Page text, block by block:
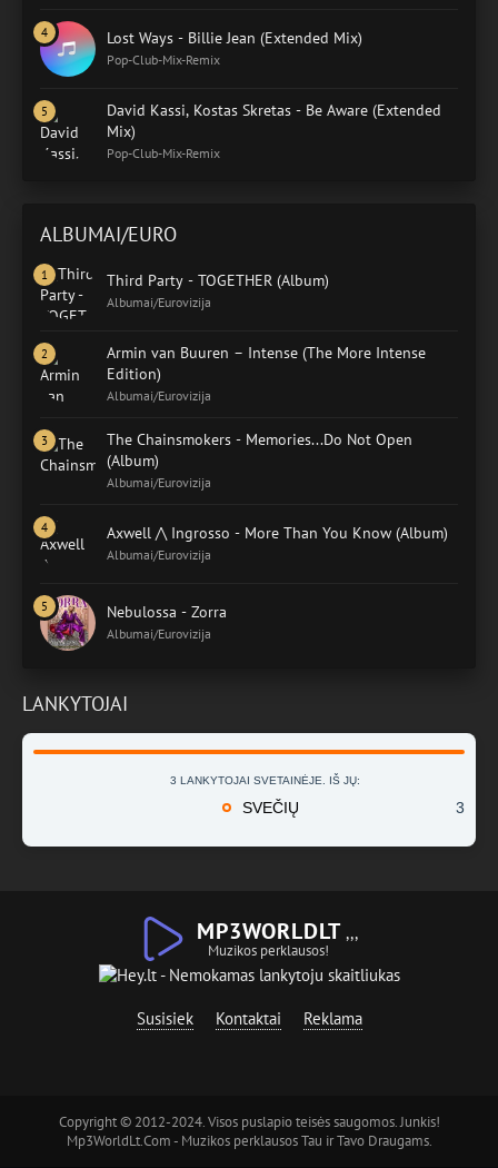
Lost Ways - Billie Jean (Extended Mix)
Pop-Club-Mix-Remix
David Kassi, Kostas Skretas - Be Aware (Extended
Mix)
Pop-Club-Mix-Remix
ALBUMAI/EURO
Third Party - TOGETHER (Album)
Albumai/Eurovizija
Armin van Buuren – Intense (The More Intense
Edition)
Albumai/Eurovizija
The Chainsmokers - Memories...Do Not Open
(Album)
Albumai/Eurovizija
Axwell /\ Ingrosso - More Than You Know (Album)
Albumai/Eurovizija
Nebulossa - Zorra
Albumai/Eurovizija
LANKYTOJAI
3 LANKYTOJAI SVETAINĖJE. IŠ JŲ:
SVEČIŲ 3
MP3WORLDLT
Muzikos perklausos!
,,,
Susisiek Kontaktai Reklama
Copyright © 2012-2024. Visos puslapio teisės saugomos. Junkis!
Mp3WorldLt.Com - Muzikos perklausos Tau ir Tavo Draugams.